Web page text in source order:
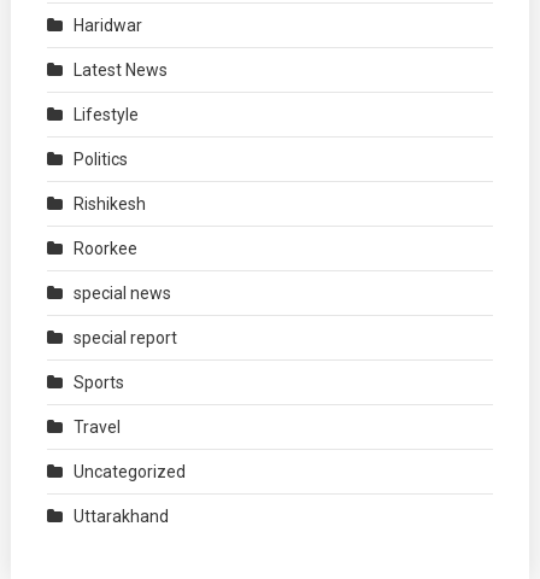
Haridwar
Latest News
Lifestyle
Politics
Rishikesh
Roorkee
special news
special report
Sports
Travel
Uncategorized
Uttarakhand